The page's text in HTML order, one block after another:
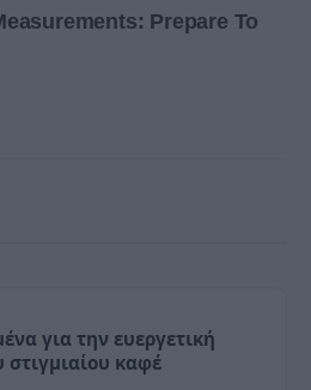
για την ευεργετική
στιγμιαίου καφέ